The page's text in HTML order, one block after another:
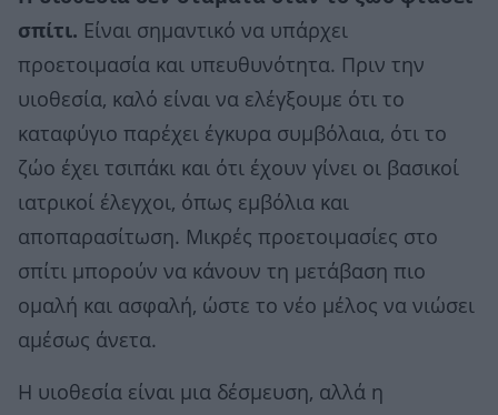
σπίτι. Είναι σημαντικό να υπάρχει
προετοιμασία και υπευθυνότητα. Πριν την
υιοθεσία, καλό είναι να ελέγξουμε ότι το
καταφύγιο παρέχει έγκυρα συμβόλαια, ότι το
ζώο έχει τσιπάκι και ότι έχουν γίνει οι βασικοί
ιατρικοί έλεγχοι, όπως εμβόλια και
αποπαρασίτωση. Μικρές προετοιμασίες στο
σπίτι μπορούν να κάνουν τη μετάβαση πιο
ομαλή και ασφαλή, ώστε το νέο μέλος να νιώσει
αμέσως άνετα.
Η υιοθεσία είναι μια δέσμευση, αλλά η